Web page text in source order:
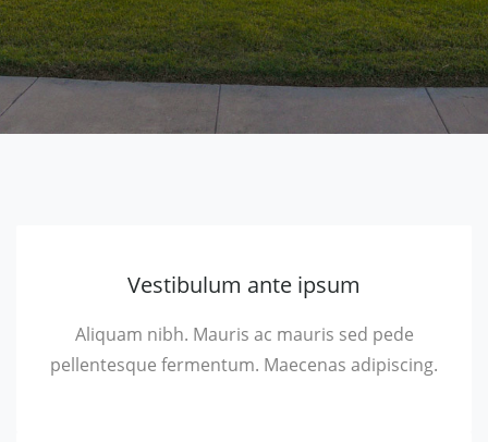
Vestibulum ante ipsum
Aliquam nibh. Mauris ac mauris sed pede
pellentesque fermentum. Maecenas adipiscing.